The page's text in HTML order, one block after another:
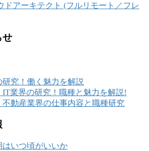
ドアーキテクト (フルリモート／フレ
せ
研究！働く魅力を解説
IT業界の研究！職種と魅力を解説!
不動産業界の仕事内容と職種研究
いつ頃がいいか